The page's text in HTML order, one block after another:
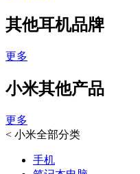
其他耳机品牌
更多
小米其他产品
更多
< 小米全部分类
手机